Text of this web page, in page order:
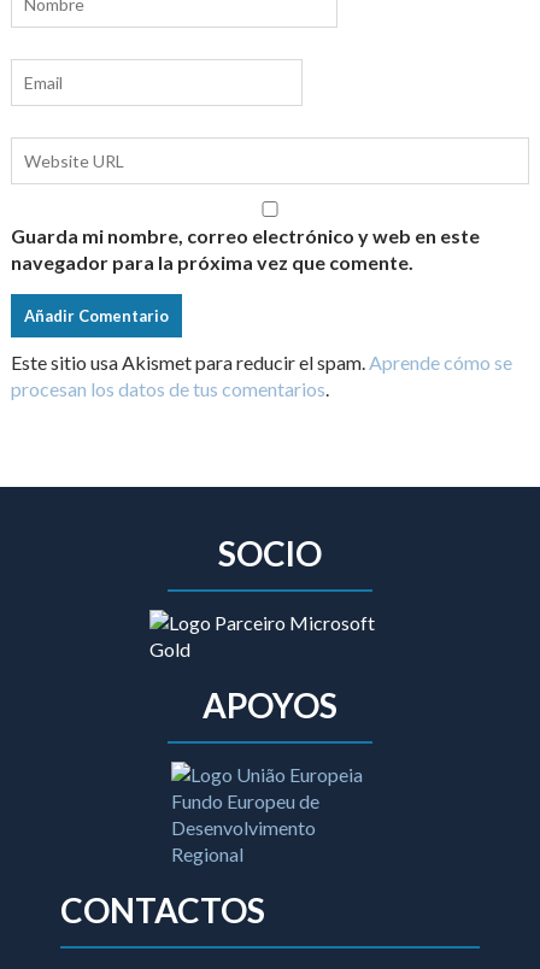
Guarda mi nombre, correo electrónico y web en este
navegador para la próxima vez que comente.
Este sitio usa Akismet para reducir el spam. Aprende cómo se
procesan los datos de tus comentarios
SOCIO
APOYOS
CONTACTOS